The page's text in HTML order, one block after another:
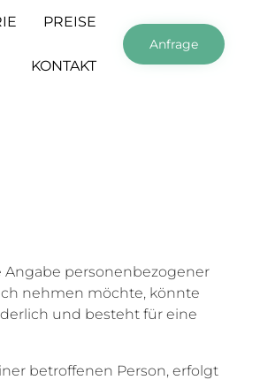
content
PREISE
KONTAKT
Anfrage
personenbezogener
nehmen möchte, könnte
und besteht für eine
betroffenen Person, erfolgt